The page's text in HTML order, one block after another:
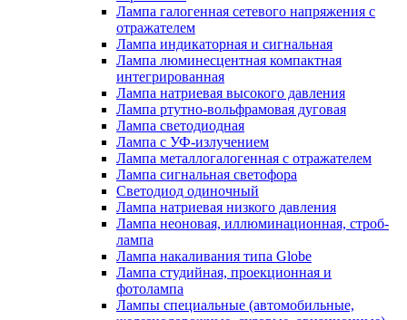
Лампа галогенная сетевого напряжения с
отражателем
Лампа индикаторная и сигнальная
Лампа люминесцентная компактная
интегрированная
Лампа натриевая высокого давления
Лампа ртутно-вольфрамовая дуговая
Лампа светодиодная
Лампа с УФ-излучением
Лампа металлогалогенная с отражателем
Лампа сигнальная светофора
Светодиод одиночный
Лампа натриевая низкого давления
Лампа неоновая, иллюминационная, строб-
лампа
Лампа накаливания типа Globe
Лампа студийная, проекционная и
фотолампа
Лампы специальные (автомобильные,